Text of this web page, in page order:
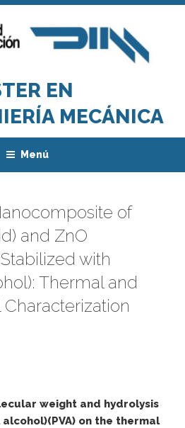
EN
MECÁNICA
Menú
of
and ZnO
with
Thermal and
weight and hydrolysis
on the thermal